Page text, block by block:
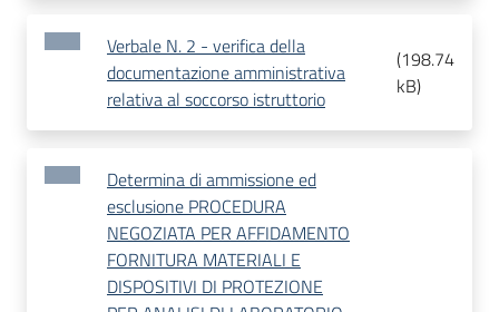
Verbale N. 2 - verifica della
documentazione amministrativa
relativa al soccorso istruttorio
(198.74
kB)
Determina di ammissione ed
esclusione PROCEDURA
NEGOZIATA PER AFFIDAMENTO
FORNITURA MATERIALI E
DISPOSITIVI DI PROTEZIONE